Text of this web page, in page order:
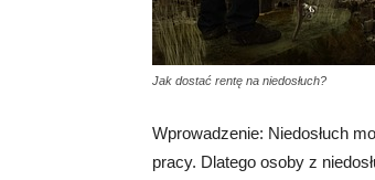
Jak dostać rentę na niedosłuch?
Wprowadzenie: Niedosłuch
pracy. Dlatego osoby z